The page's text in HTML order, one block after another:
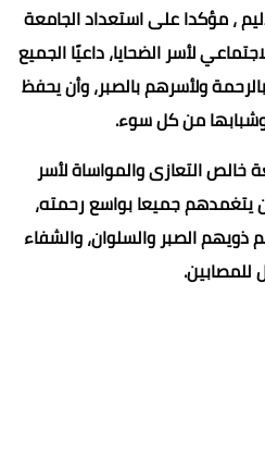
، مؤكدا على استعداد الجامعة
لأسر الضحايا، داعيًا الجميع
ولأسرهم بالصبر، وأن يحفظ
من كل سوء.
التعازى والمواساة لأسر
يتغمدهم جميعا بواسع رحمته،
الصبر والسلوان، والشفاء
للمصابين.